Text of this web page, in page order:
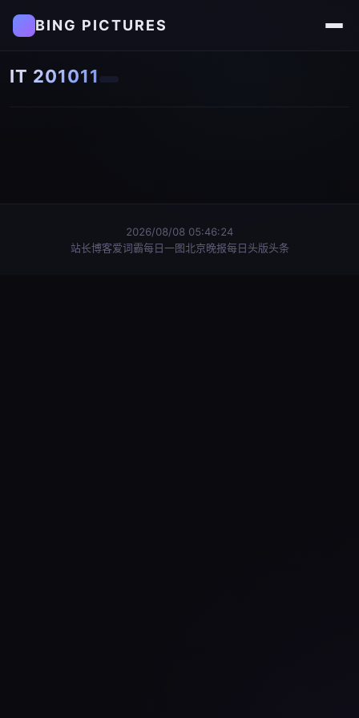
BING PICTURES
IT 201011
2026/08/08 05:46:24
站长博客爱词霸每日一图北京晚报每日头版头条